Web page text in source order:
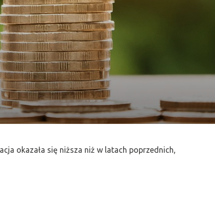
okazała się niższa niż w latach poprzednich,